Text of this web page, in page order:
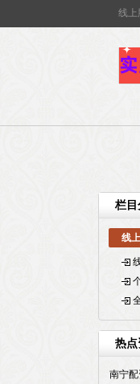
线上
栏目
线
热点
南宁配